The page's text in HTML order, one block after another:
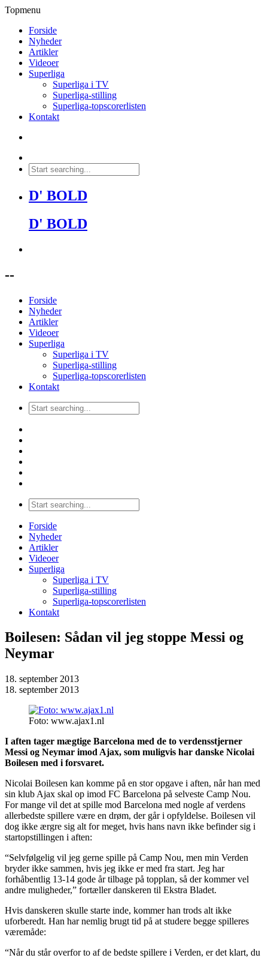
Topmenu
Forside
Nyheder
Artikler
Videoer
Superliga
Superliga i TV
Superliga-stilling
Superliga-topscorerlisten
Kontakt
D' BOLD
D' BOLD
--
Forside
Nyheder
Artikler
Videoer
Superliga
Superliga i TV
Superliga-stilling
Superliga-topscorerlisten
Kontakt
Forside
Nyheder
Artikler
Videoer
Superliga
Superliga i TV
Superliga-stilling
Superliga-topscorerlisten
Kontakt
Boilesen: Sådan vil jeg stoppe Messi og
Neymar
18. september 2013
18. september 2013
Foto: www.ajax1.nl
I aften tager mægtige Barcelona med de to verdensstjerner
Messi og Neymar imod Ajax, som muligvis har danske Nicolai
Boilesen med i forsvaret.
Nicolai Boilesen kan komme på en stor opgave i aften, når han med
sin klub Ajax skal op imod FC Barcelona på selveste Camp Nou.
For mange vil det at spille mod Barcelona med nogle af verdens
allerbedste spillere være en drøm, der går i opfyldelse. Boilesen vil
dog ikke ærgre sig alt for meget, hvis hans navn ikke befinder sig i
startopstillingen i aften:
“Selvfølgelig vil jeg gerne spille på Camp Nou, men min Verden
bryder ikke sammen, hvis jeg ikke er med fra start. Jeg har
forhåbentlig 13-14 gode år tilbage på topplan, så der kommer vel
andre muligheder,” fortæller danskeren til Ekstra Bladet.
Hvis danskeren skulle starte inde, kommer han trods alt ikke
uforberedt. Han har nemlig brugt tid på at studere begge spilleres
væremåde:
“Når du står overfor to af de bedste spillere i Verden, er det klart, du